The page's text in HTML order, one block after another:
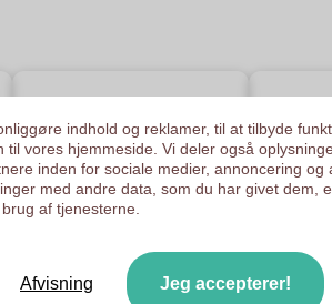
Personlig juleæske
L
Trykt
indhold og reklamer, til at tilbyde
til vores hjemmeside. Vi deler også
inden for sociale medier, annoncering og
med andre data, som du har givet dem,
af tjenesterne.
Afvisning Jeg accepterer!